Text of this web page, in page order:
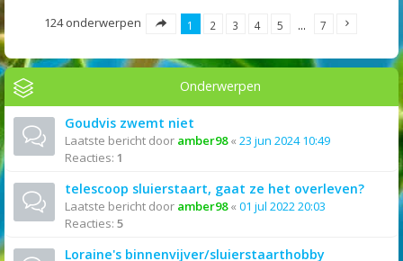
124 onderwerpen 1 2 3 4 5 … 7
Onderwerpen
Goudvis zwemt niet
Laatste bericht door amber98« 23 jun 2024 10:49
Reacties: 1
telescoop sluierstaart, gaat ze het overleven?
Laatste bericht door amber98« 01 jul 2022 20:03
Reacties: 5
Loraine's binnenvijver/sluierstaarthobby